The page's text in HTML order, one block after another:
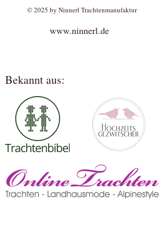
© 2025 by Ninnerl Trachtenmanufaktur
www.ninnerl.de
Bekannt aus: